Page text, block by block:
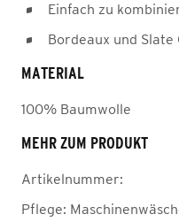
Einfach zu
Bordeaux und
MATERIAL
100% Baumwolle
MEHR ZUM PRODUKT
Artikelnummer:
Pflege: